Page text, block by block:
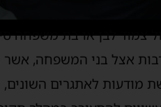
צמוד לבן או בת משפחה
אצל בני המשפחה,
מודעות לאתגרים